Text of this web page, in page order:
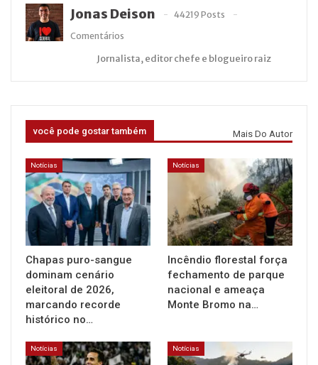
Jonas Deison
44219 Posts
Comentários
Jornalista, editor chefe e blogueiro raiz
você pode gostar também Mais Do Autor
Notícias
Chapas puro-sangue
dominam cenário
eleitoral de 2026,
marcando recorde
histórico no…
Notícias
Incêndio florestal força
fechamento de parque
nacional e ameaça
Monte Bromo na…
Notícias Notícias